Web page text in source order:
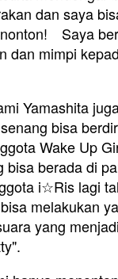
dan saya
Saya
dan mimpi
Yamashita
bisa
Wake Up
bisa berada di
i☆Ris lagi
melakukan
yang